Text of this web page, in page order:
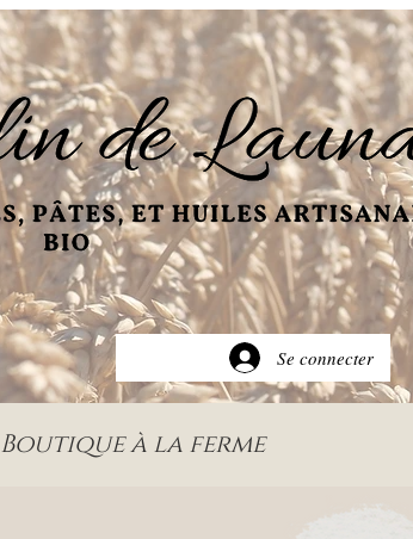
Se connecter
Boutique à la ferme